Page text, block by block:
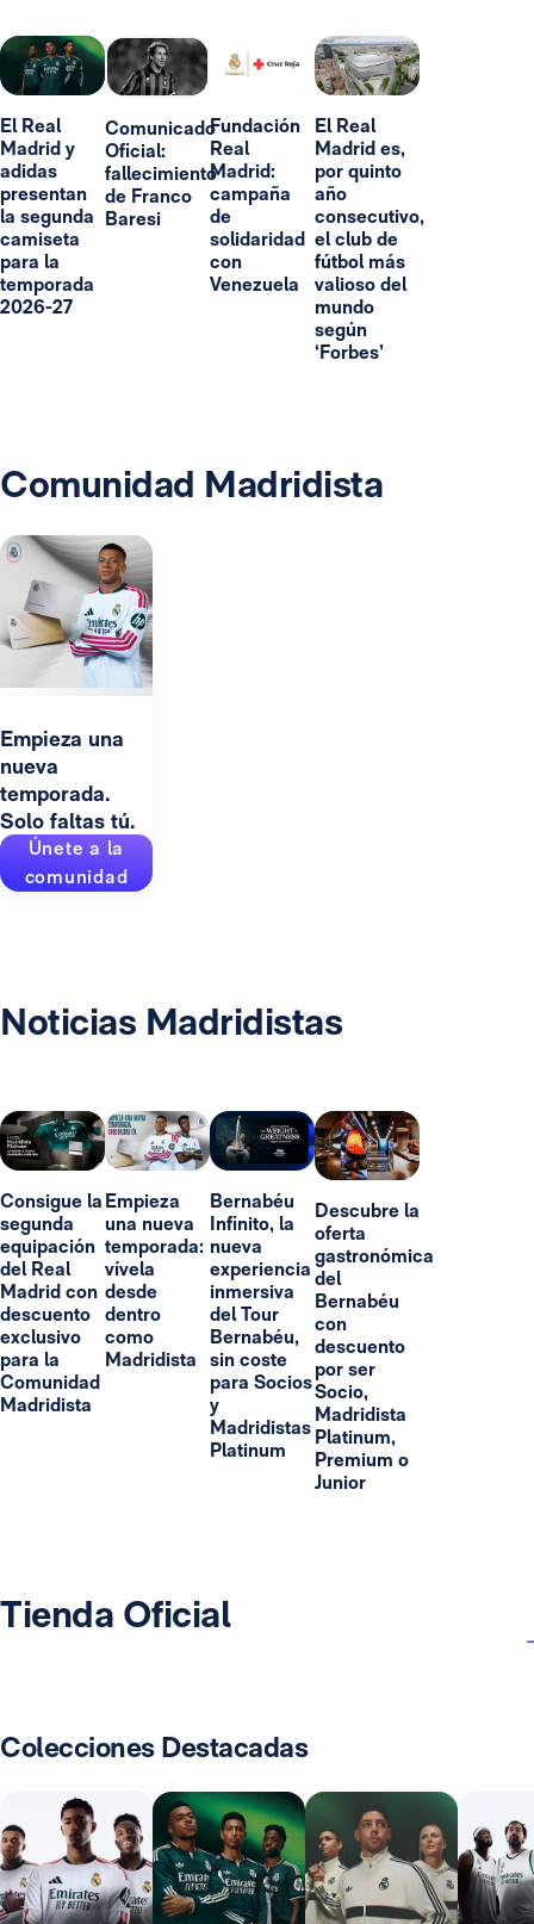
El Real
Madrid y
adidas
presentan
la segunda
camiseta
para la
temporada
2026-27
Comunicado
Oficial:
fallecimiento
de Franco
Baresi
Fundación
Real
Madrid:
campaña
de
solidaridad
con
Venezuela
El Real
Madrid es,
por quinto
año
consecutivo,
el club de
fútbol más
valioso del
mundo
según
‘Forbes’
Comunidad Madridista
Empieza una
nueva
temporada.
Solo faltas tú.
Únete a la
comunidad
Noticias Madridistas
Consigue la
segunda
equipación
del Real
Madrid con
descuento
exclusivo
para la
Comunidad
Madridista
Empieza
una nueva
temporada:
vívela
desde
dentro
como
Madridista
Bernabéu
Infinito, la
nueva
experiencia
inmersiva
del Tour
Bernabéu,
sin coste
para Socios
y
Madridistas
Platinum
Descubre la
oferta
gastronómica
del
Bernabéu
con
descuento
por ser
Socio,
Madridista
Platinum,
Premium o
Junior
Tienda Oficial
Colecciones Destacadas